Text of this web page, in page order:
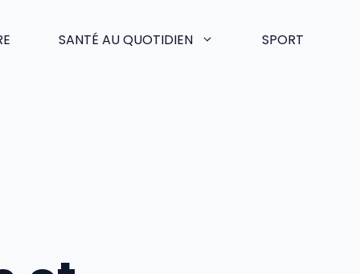
SANTÉ AU QUOTIDIEN SPORT